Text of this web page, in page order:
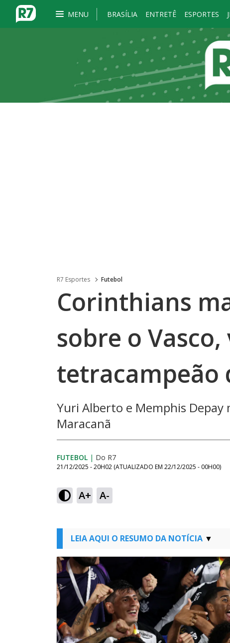
MENU BRASÍLIA ENTRETÊ ESPORTES
R7 Esportes Futebol
Corinthians
sobre o
tetracampeão
Yuri Alberto e Memphis
Maracanã
FUTEBOL | Do R7
21/12/2025 - 20H02 (ATUALIZADO EM 22/12/2025 - 00H00)
A+ A-
LEIA AQUI O RESUMO DA NOTÍCIA